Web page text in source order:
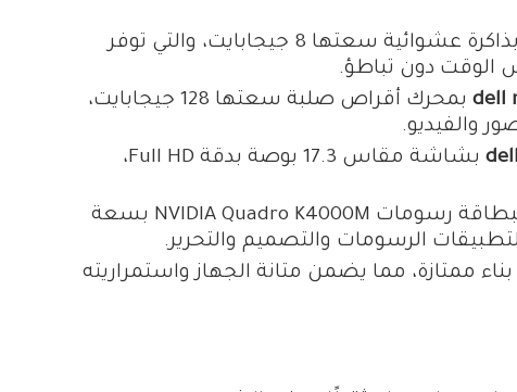
بذاكرة عشوائية سعتها 8 جيجابايت، والتي توفر
الوقت دون تباطؤ.
dell
بمحرك أقراص صلبة سعتها 128 جيجابايت،
والفيديو.
بشاشة مقاس 17.3 بوصة بدقة Full HD،
ببطاقة رسومات NVIDIA Quadro K4000M بسعة
ممتازة، مما يضمن متانة الجهاز واستمراريته